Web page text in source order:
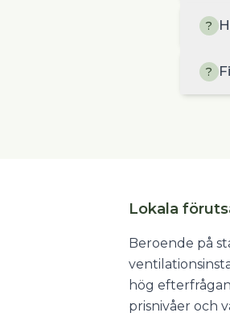
?
?
Lokala
Beroende på
hög
prisnivåer och